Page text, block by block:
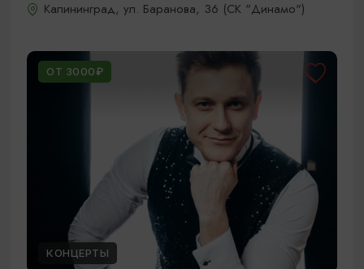
Калининград, ул. Баранова, 36 (СК "Динамо")
ОТ 3000₽
КОНЦЕРТЫ